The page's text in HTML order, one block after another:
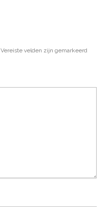
Vereiste velden zijn gemarkeerd